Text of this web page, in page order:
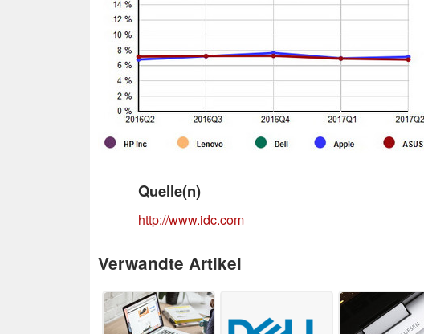
Quelle(n)
http://www.idc.com
Verwandte Artikel